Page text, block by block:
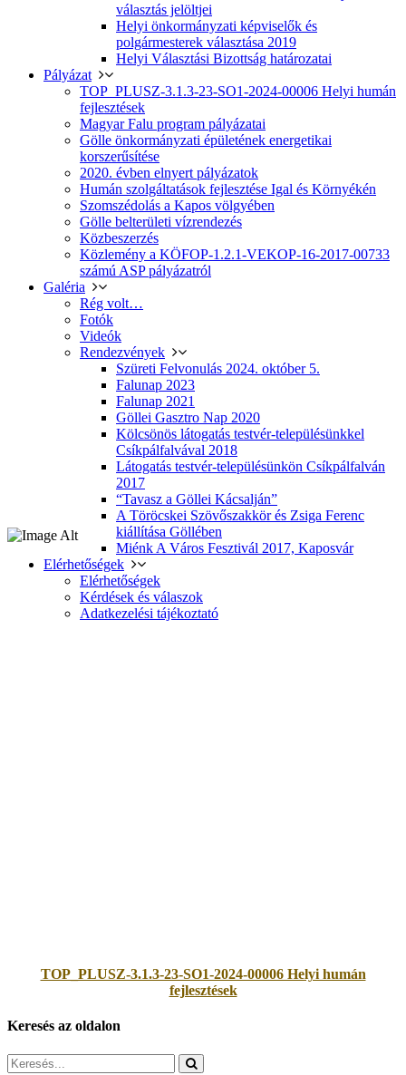
választás jelöltjei
Helyi önkormányzati képviselők és
polgármesterek választása 2019
Helyi Választási Bizottság határozatai
Pályázat
TOP_PLUSZ-3.1.3-23-SO1-2024-00006 Helyi humán
fejlesztések
Magyar Falu program pályázatai
Gölle önkormányzati épületének energetikai
korszerűsítése
2020. évben elnyert pályázatok
Humán szolgáltatások fejlesztése Igal és Környékén
Szomszédolás a Kapos völgyében
Gölle belterületi vízrendezés
Közbeszerzés
Közlemény a KÖFOP-1.2.1-VEKOP-16-2017-00733
számú ASP pályázatról
Galéria
Rég volt…
Fotók
Videók
Rendezvények
Szüreti Felvonulás 2024. október 5.
Falunap 2023
Falunap 2021
Göllei Gasztro Nap 2020
Kölcsönös látogatás testvér-településünkkel
Csíkpálfalvával 2018
Látogatás testvér-településünkön Csíkpálfalván
2017
“Tavasz a Göllei Kácsalján”
A Töröcskei Szövőszakkör és Zsiga Ferenc
kiállítása Göllében
Miénk A Város Fesztivál 2017, Kaposvár
Elérhetőségek
Elérhetőségek
Kérdések és válaszok
Adatkezelési tájékoztató
TOP_PLUSZ-3.1.3-23-SO1-2024-00006 Helyi humán
fejlesztések
Keresés az oldalon
Search